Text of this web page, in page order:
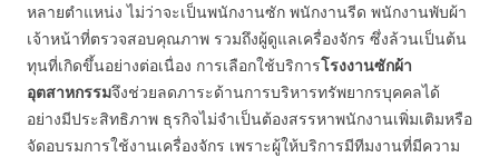
หลายตำแหน่ง ไม่ว่าจะเป็นพนักงานซัก พนักงานรีด พนักงานพับผ้า
เจ้าหน้าที่ตรวจสอบคุณภาพ รวมถึงผู้ดูแลเครื่องจักร ซึ่งล้วนเป็นต้น
ทุนที่เกิดขึ้นอย่างต่อเนื่อง การเลือกใช้บริการโรงงานซักผ้า
อุตสาหกรรมจึงช่วยลดภาระด้านการบริหารทรัพยากรบุคคลได้
อย่างมีประสิทธิภาพ ธุรกิจไม่จำเป็นต้องสรรหาพนักงานเพิ่มเติมหรือ
จัดอบรมการใช้งานเครื่องจักร เพราะผู้ให้บริการมีทีมงานที่มีความ